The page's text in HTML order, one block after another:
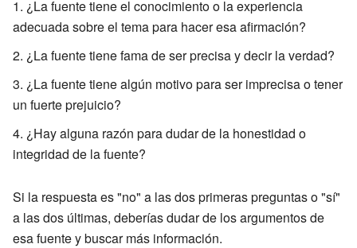
¿La fuente tiene el conocimiento o la experiencia
adecuada sobre el tema para hacer esa afirmación?
¿La fuente tiene fama de ser precisa y decir la verdad?
¿La fuente tiene algún motivo para ser imprecisa o tener
un fuerte prejuicio?
¿Hay alguna razón para dudar de la honestidad o
integridad de la fuente?
Si la respuesta es "no" a las dos primeras preguntas o "sí"
a las dos últimas, deberías dudar de los argumentos de
esa fuente y buscar más información.